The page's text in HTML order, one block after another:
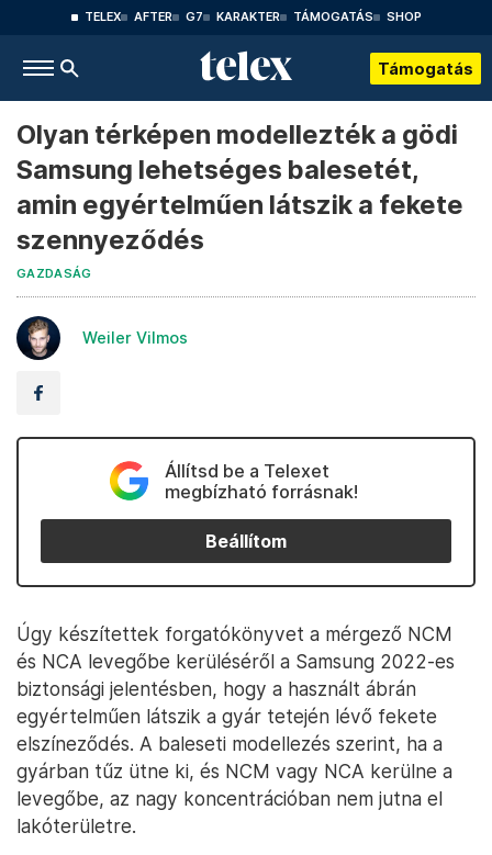
TELEX AFTER G7 KARAKTER TÁMOGATÁS SHOP
Támogatás
Olyan térképen modellezték a gödi
Samsung lehetséges balesetét,
amin egyértelműen látszik a fekete
szennyeződés
GAZDASÁG
Weiler Vilmos
Állítsd be a Telexet
megbízható forrásnak!
Beállítom
Úgy készítettek forgatókönyvet a mérgező NCM
és NCA levegőbe kerüléséről a Samsung 2022-es
biztonsági jelentésben, hogy a használt ábrán
egyértelműen látszik a gyár tetején lévő fekete
elszíneződés. A baleseti modellezés szerint, ha a
gyárban tűz ütne ki, és NCM vagy NCA kerülne a
levegőbe, az nagy koncentrációban nem jutna el
lakóterületre.